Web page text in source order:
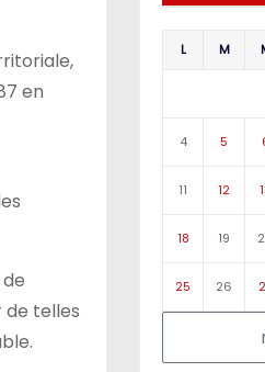
en
de telles
L M
4 5
11 12
18 19
25 26